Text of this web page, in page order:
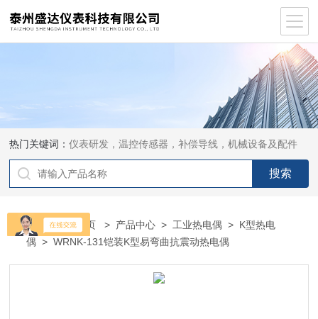
热门关键词：仪表研发，温控传感器，补偿导线，机械设备及配件
当前位置：首页 > 产品中心 > 工业热电偶 > K型热电
偶 > WRNK-131铠装K型易弯曲抗震动热电偶